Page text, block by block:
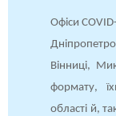
Офіси
Вінниці,
формату,
області й,